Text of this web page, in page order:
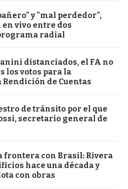
y "mal perdedor",
vivo entre dos
radial
distanciados, el FA no
los votos para la
de Cuentas
de tránsito por el que
secretario general de
frontera con Brasil: Rivera
hace una década y
con obras